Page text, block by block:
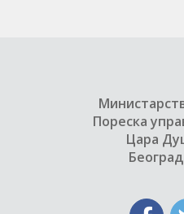
Пореска
Цара